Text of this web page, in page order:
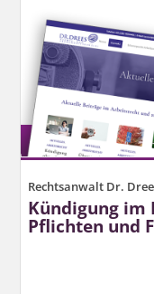
Rechtsanwalt Dr.
Kündigung im
Pflichten und